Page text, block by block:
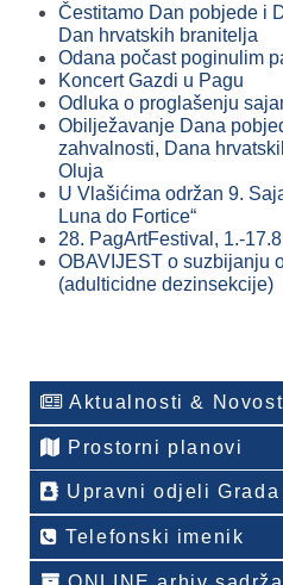
Čestitamo Dan pobjede i
Dan hrvatskih branitelja
Odana počast poginulim
Koncert Gazdi u Pagu
Odluka o proglašenju
Obilježavanje Dana
zahvalnosti, Dana
Oluja
U Vlašićima održan 9.
Luna do Fortice“
28. PagArtFestival, 1.-
OBAVIJEST o suzbijanju
(adulticidne dezinsekcije)
Aktualnosti &
Prostorni planovi
Upravni odjeli Grada
Telefonski imenik